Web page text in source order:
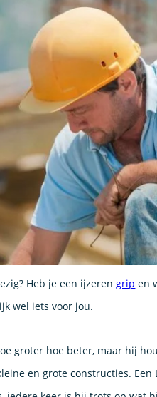
Heb je een ijzerengrip en
wel iets voor jou.
groter hoe beter, maar hij
en grote constructies. Een